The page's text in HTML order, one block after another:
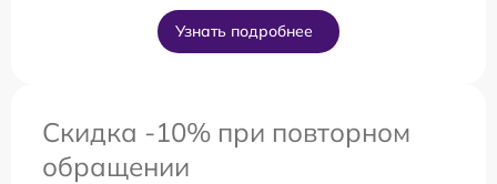
Узнать подробнее
Скидка -10% при повторном
обращении